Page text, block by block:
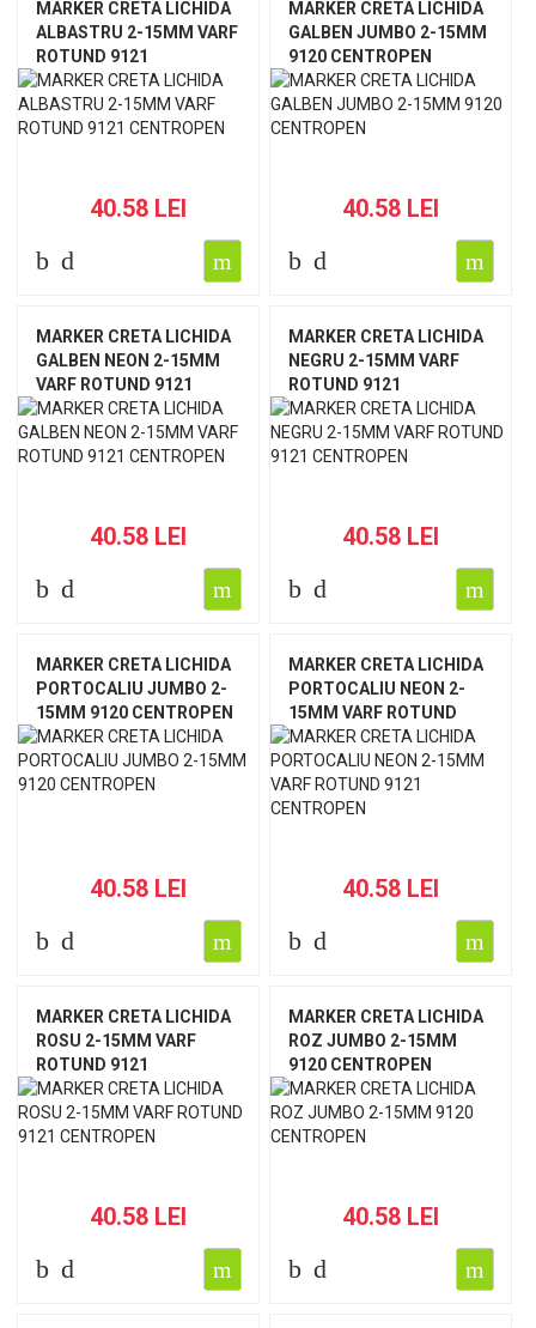
MARKER CRETA LICHIDA
ALBASTRU 2-15MM VARF
ROTUND 9121
CENTROPEN
40.58 LEI
MARKER CRETA LICHIDA
GALBEN JUMBO 2-15MM
9120 CENTROPEN
40.58 LEI
MARKER CRETA LICHIDA
GALBEN NEON 2-15MM
VARF ROTUND 9121
CENTROPEN
40.58 LEI
MARKER CRETA LICHIDA
NEGRU 2-15MM VARF
ROTUND 9121
CENTROPEN
40.58 LEI
MARKER CRETA LICHIDA
PORTOCALIU JUMBO 2-
15MM 9120 CENTROPEN
40.58 LEI
MARKER CRETA LICHIDA
PORTOCALIU NEON 2-
15MM VARF ROTUND
9121 CENTROPEN
40.58 LEI
MARKER CRETA LICHIDA
ROSU 2-15MM VARF
ROTUND 9121
CENTROPEN
40.58 LEI
MARKER CRETA LICHIDA
ROZ JUMBO 2-15MM
9120 CENTROPEN
40.58 LEI